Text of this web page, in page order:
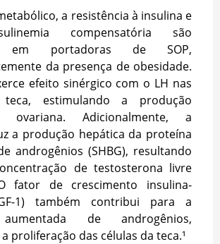
a resistência à insulina e
compensatória são
em portadoras de SOP,
da presença de obesidade.
efeito sinérgico com o LH nas
estimulando a produção
ovariana. Adicionalmente, a
a produção hepática da proteína
androgênios (SHBG), resultando
de testosterona livre
fator de crescimento insulina-
1) também contribui para a
de androgênios,
proliferação das células da teca.¹